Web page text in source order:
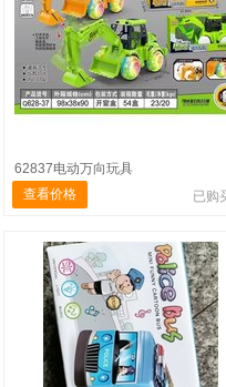
62837电动万向玩具
查看价格
已购